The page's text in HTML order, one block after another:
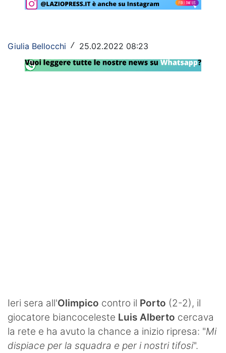
Primavera
Lazio Women
SHOP LAZIO
Contatti
Giulia Bellocchi / 25.02.2022 08:23
Ieri sera all'Olimpico contro il Porto (2-2), il
giocatore biancoceleste Luis Alberto cercava
la rete e ha avuto la chance a inizio ripresa: "Mi
dispiace per la squadra e per i nostri tifosi".